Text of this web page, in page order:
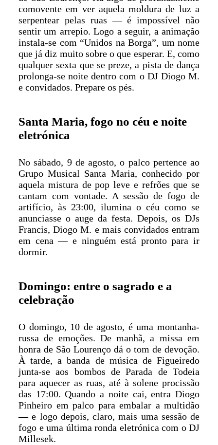
comovente em ver aquela moldura de luz a
serpentear pelas ruas — é impossível não
sentir um arrepio. Logo a seguir, a animação
instala-se com “Unidos na Borga”, um nome
que já diz muito sobre o que esperar. E, como
qualquer sexta que se preze, a pista de dança
prolonga-se noite dentro com o DJ Diogo M.
e convidados. Prepare os pés.
Santa Maria, fogo no céu e noite
eletrónica
No sábado, 9 de agosto, o palco pertence ao
Grupo Musical Santa Maria, conhecido por
aquela mistura de pop leve e refrões que se
cantam com vontade. A sessão de fogo de
artifício, às 23:00, ilumina o céu como se
anunciasse o auge da festa. Depois, os DJs
Francis, Diogo M. e mais convidados entram
em cena — e ninguém está pronto para ir
dormir.
Domingo: entre o sagrado e a
celebração
O domingo, 10 de agosto, é uma montanha-
russa de emoções. De manhã, a missa em
honra de São Lourenço dá o tom de devoção.
À tarde, a banda de música de Figueiredo
junta-se aos bombos de Parada de Todeia
para aquecer as ruas, até à solene procissão
das 17:00. Quando a noite cai, entra Diogo
Pinheiro em palco para embalar a multidão
— e logo depois, claro, mais uma sessão de
fogo e uma última ronda eletrónica com o DJ
Millesek.